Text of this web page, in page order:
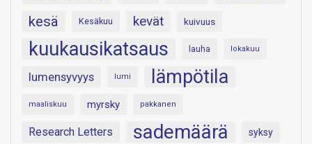
kesä Kesäkuu kevät kuivuus
kuukausikatsaus lauha lokakuu
lumensyvyys lumi lämpötila
maaliskuu myrsky pakkanen
Research Letters sademäärä syksy